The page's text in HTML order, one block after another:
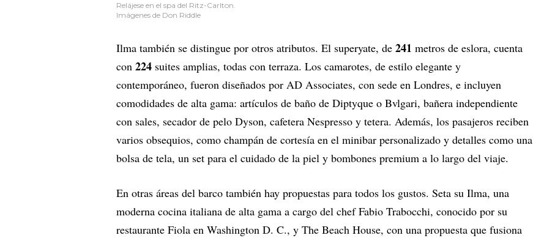
Relájese en el spa del Ritz-Carlton.
Imágenes de Don Riddle
Ilma también se distingue por otros atributos. El superyate, de 241 metros de eslora, cuenta
con 224 suites amplias, todas con terraza. Los camarotes, de estilo elegante y
contemporáneo, fueron diseñados por AD Associates, con sede en Londres, e incluyen
comodidades de alta gama: artículos de baño de Diptyque o Bvlgari, bañera independiente
con sales, secador de pelo Dyson, cafetera Nespresso y tetera. Además, los pasajeros reciben
varios obsequios, como champán de cortesía en el minibar personalizado y detalles como una
bolsa de tela, un set para el cuidado de la piel y bombones premium a lo largo del viaje.
En otras áreas del barco también hay propuestas para todos los gustos. Seta su Ilma, una
moderna cocina italiana de alta gama a cargo del chef Fabio Trabocchi, conocido por su
restaurante Fiola en Washington D. C., y The Beach House, con una propuesta que fusiona